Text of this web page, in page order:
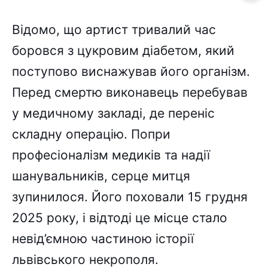
Відомо, що артист тривалий час
боровся з цукровим діабетом, який
поступово виснажував його організм.
Перед смертю виконавець перебував
у медичному закладі, де переніс
складну операцію. Попри
професіоналізм медиків та надії
шанувальників, серце митця
зупинилося. Його поховали 15 грудня
2025 року, і відтоді це місце стало
невід’ємною частиною історії
львівського некрополя.